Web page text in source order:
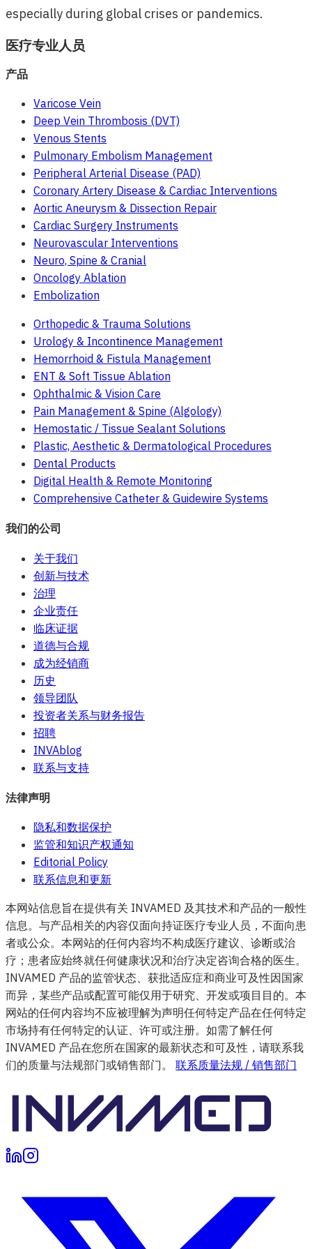
especially during global crises or pandemics.
医疗专业人员
产品
Varicose Vein
Deep Vein Thrombosis (DVT)
Venous Stents
Pulmonary Embolism Management
Peripheral Arterial Disease (PAD)
Coronary Artery Disease & Cardiac Interventions
Aortic Aneurysm & Dissection Repair
Cardiac Surgery Instruments
Neurovascular Interventions
Neuro, Spine & Cranial
Oncology Ablation
Embolization
Orthopedic & Trauma Solutions
Urology & Incontinence Management
Hemorrhoid & Fistula Management
ENT & Soft Tissue Ablation
Ophthalmic & Vision Care
Pain Management & Spine (Algology)
Hemostatic / Tissue Sealant Solutions
Plastic, Aesthetic & Dermatological Procedures
Dental Products
Digital Health & Remote Monitoring
Comprehensive Catheter & Guidewire Systems
我们的公司
关于我们
创新与技术
治理
企业责任
临床证据
道德与合规
成为经销商
历史
领导团队
投资者关系与财务报告
招聘
INVAblog
联系与支持
法律声明
隐私和数据保护
监管和知识产权通知
Editorial Policy
联系信息和更新
本网站信息旨在提供有关 INVAMED 及其技术和产品的一般性
信息。与产品相关的内容仅面向持证医疗专业人员，不面向患
者或公众。本网站的任何内容均不构成医疗建议、诊断或治
疗；患者应始终就任何健康状况和治疗决定咨询合格的医生。
INVAMED 产品的监管状态、获批适应症和商业可及性因国家
而异，某些产品或配置可能仅用于研究、开发或项目目的。本
网站的任何内容均不应被理解为声明任何特定产品在任何特定
市场持有任何特定的认证、许可或注册。如需了解任何
INVAMED 产品在您所在国家的最新状态和可及性，请联系我
们的质量与法规部门或销售部门。
联系质量法规 / 销售部门